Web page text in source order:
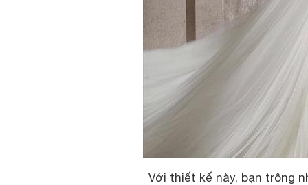
Với thiết kế này, bạn trông